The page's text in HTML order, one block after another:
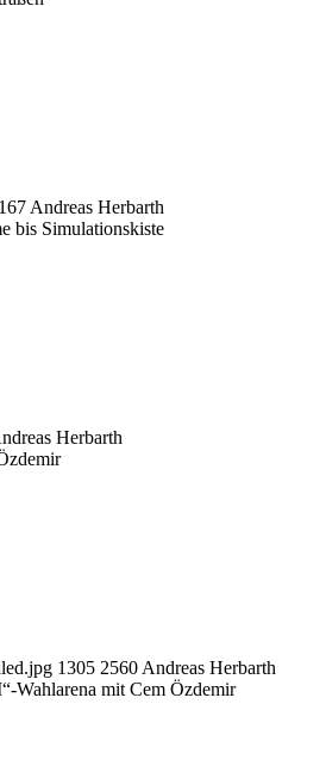
Andreas Herbarth
bis Simulationskiste
Herbarth
1305 2560 Andreas Herbarth
Wahlarena mit Cem Özdemir